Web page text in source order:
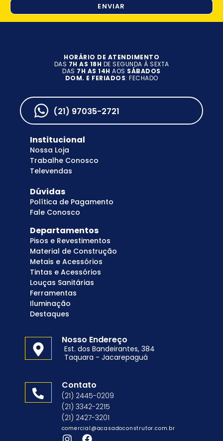
ENVIAR
HORÁRIO DE ATENDIMENTO
DAS 7H AS 18H DE SEGUNDA À SEXTA
DAS 7H AS 14H AOS SÁBADOS
DOM. E FERIADOS: FECHADO
(21) 97035-2721
Institucional
Nossa Loja
Trabalhe Conosco
Televendas
Dúvidas
Política de Pagamento
Fale Conosco
Departamentos
Pisos e Revestimentos
Material de Construção
Metais e Acessórios
Tintas e Acessórios
Louças Sanitárias
Ferramentas
Iluminação
Destaques
Nosso Endereço
Est. dos Bandeirantes, 384
Taquara - Jacarepaguá
Contato
(21) 2445-0209
(21) 3342-2215
(21) 2427-3201
comercial@acasadoconstrutor.com.br